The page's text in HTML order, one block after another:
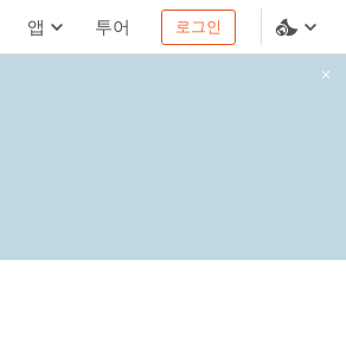
앱 투어 로그인